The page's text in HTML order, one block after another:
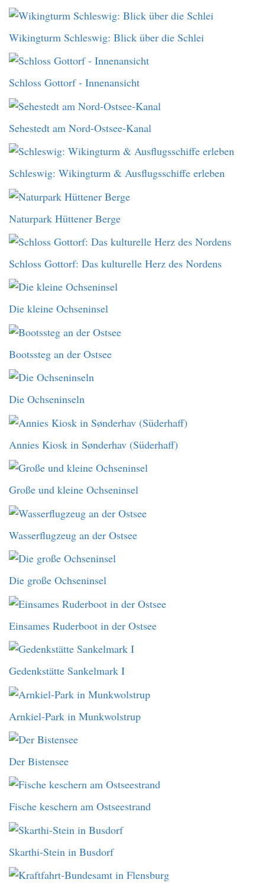
Wikingturm Schleswig: Blick über die Schlei
Schloss Gottorf - Innenansicht
Sehestedt am Nord-Ostsee-Kanal
Schleswig: Wikingturm & Ausflugsschiffe erleben
Naturpark Hüttener Berge
Schloss Gottorf: Das kulturelle Herz des Nordens
Die kleine Ochseninsel
Bootssteg an der Ostsee
Die Ochseninseln
Annies Kiosk in Sønderhav (Süderhaff)
Große und kleine Ochseninsel
Wasserflugzeug an der Ostsee
Die große Ochseninsel
Einsames Ruderboot in der Ostsee
Gedenkstätte Sankelmark I
Arnkiel-Park in Munkwolstrup
Der Bistensee
Fische keschern am Ostseestrand
Skarthi-Stein in Busdorf